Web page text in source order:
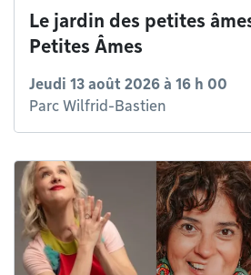
Le jardin des petites
Petites Âmes
Jeudi 13 août 2026 à 16 h 00
Parc Wilfrid-Bastien